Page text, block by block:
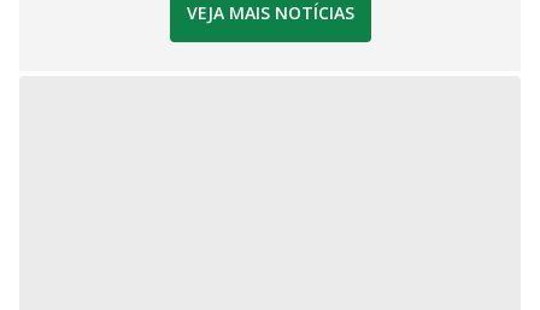
VEJA MAIS NOTÍCIAS